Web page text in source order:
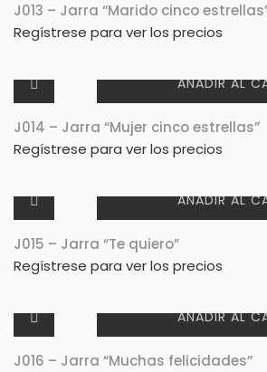
J013 – Jarra “Marido cinco
Regístrese para ver los precios
AÑADIR AL
J014 – Jarra “Mujer cinco estrellas”
Regístrese para ver los precios
AÑADIR AL
J015 – Jarra “Te quiero”
Regístrese para ver los precios
AÑADIR AL
J016 – Jarra “Muchas felicidades”